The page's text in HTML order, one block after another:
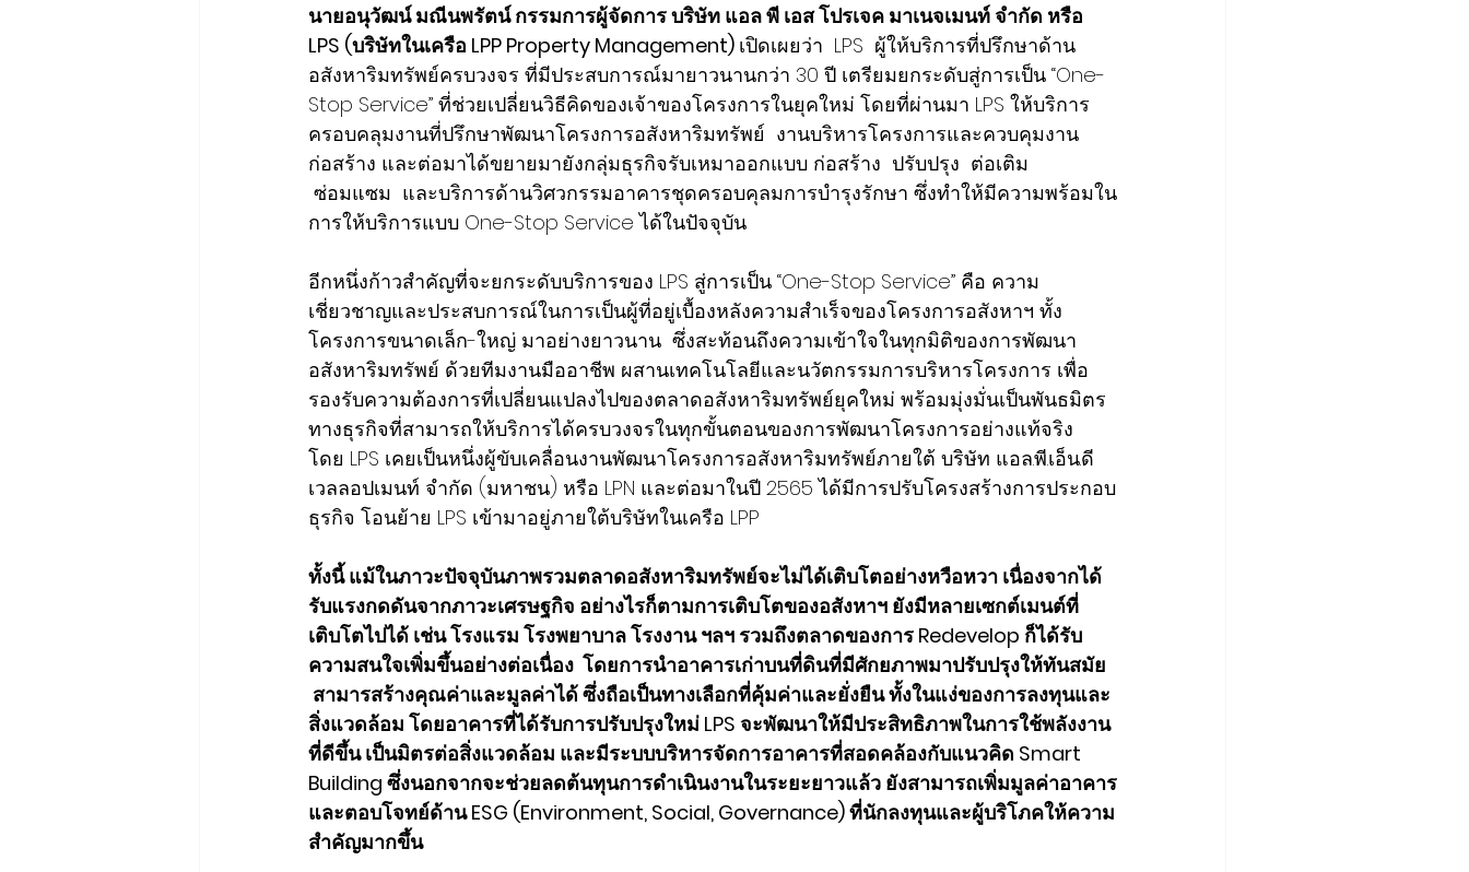
นายอนุวัฒน์ มณีนพรัตน์ กรรมการผู้จัดการ บริษัท แอล พี เอส โปรเจค มาเนจเมนท์ จำกัด หรือ
LPS (บริษัทในเครือ LPP Property Management) เปิดเผยว่า  LPS  ผู้ให้บริการที่ปรึกษาด้าน
อสังหาริมทรัพย์ครบวงจร ที่มีประสบการณ์มายาวนานกว่า 30 ปี เตรียมยกระดับสู่การเป็น “One-
Stop Service” ที่ช่วยเปลี่ยนวิธีคิดของเจ้าของโครงการในยุคใหม่ โดยที่ผ่านมา LPS ให้บริการ
ครอบคลุมงานที่ปรึกษาพัฒนาโครงการอสังหาริมทรัพย์  งานบริหารโครงการและควบคุมงาน
ก่อสร้าง และต่อมาได้ขยายมายังกลุ่มธุรกิจรับเหมาออกแบบ ก่อสร้าง  ปรับปรุง  ต่อเติม
ซ่อมแซม  และบริการด้านวิศวกรรมอาคารชุดครอบคุลมการบำรุงรักษา ซึ่งทำให้มีความพร้อมใน
การให้บริการแบบ One-Stop Service ได้ในปัจจุบัน
อีกหนึ่งก้าวสำคัญที่จะยกระดับบริการของ LPS สู่การเป็น “One-Stop Service” คือ ความ
เชี่ยวชาญและประสบการณ์ในการเป็นผู้ที่อยู่เบื้องหลังความสำเร็จของโครงการอสังหาฯ ทั้ง
โครงการขนาดเล็ก-ใหญ่ มาอย่างยาวนาน  ซึ่งสะท้อนถึงความเข้าใจในทุกมิติของการพัฒนา
อสังหาริมทรัพย์ ด้วยทีมงานมืออาชีพ ผสานเทคโนโลยีและนวัตกรรมการบริหารโครงการ เพื่อ
รองรับความต้องการที่เปลี่ยนแปลงไปของตลาดอสังหาริมทรัพย์ยุคใหม่ พร้อมมุ่งมั่นเป็นพันธมิตร
ทางธุรกิจที่สามารถให้บริการได้ครบวงจรในทุกขั้นตอนของการพัฒนาโครงการอย่างแท้จริง
โดย LPS เคยเป็นหนึ่งผู้ขับเคลื่อนงานพัฒนาโครงการอสังหาริมทรัพย์ภายใต้ บริษัท แอล.พี.เอ็น.ดี
เวลลอปเมนท์ จำกัด (มหาชน) หรือ LPN และต่อมาในปี 2565 ได้มีการปรับโครงสร้างการประกอบ
ธุรกิจ โอนย้าย LPS เข้ามาอยู่ภายใต้บริษัทในเครือ LPP
ทั้งนี้ แม้ในภาวะปัจจุบันภาพรวมตลาดอสังหาริมทรัพย์จะไม่ได้เติบโตอย่างหวือหวา เนื่องจากได้
รับแรงกดดันจากภาวะเศรษฐกิจ อย่างไรก็ตามการเติบโตของอสังหาฯ ยังมีหลายเซกต์เมนต์ที่
เติบโตไปได้ เช่น โรงแรม โรงพยาบาล โรงงาน ฯลฯ รวมถึงตลาดของการ Redevelop ก็ได้รับ
ความสนใจเพิ่มขึ้นอย่างต่อเนื่อง  โดยการนำอาคารเก่าบนที่ดินที่มีศักยภาพมาปรับปรุงให้ทันสมัย
สามารสร้างคุณค่าและมูลค่าได้ ซึ่งถือเป็นทางเลือกที่คุ้มค่าและยั่งยืน ทั้งในแง่ของการลงทุนและ
สิ่งแวดล้อม โดยอาคารที่ได้รับการปรับปรุงใหม่ LPS จะพัฒนาให้มีประสิทธิภาพในการใช้พลังงาน
ที่ดีขึ้น เป็นมิตรต่อสิ่งแวดล้อม และมีระบบบริหารจัดการอาคารที่สอดคล้องกับแนวคิด Smart
Building ซึ่งนอกจากจะช่วยลดต้นทุนการดำเนินงานในระยะยาวแล้ว ยังสามารถเพิ่มมูลค่าอาคาร
และตอบโจทย์ด้าน ESG (Environment, Social, Governance) ที่นักลงทุนและผู้บริโภคให้ความ
สำคัญมากขึ้น